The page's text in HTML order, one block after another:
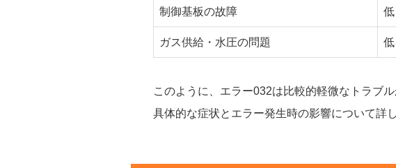
制御基板の故障 低
ガス供給・水圧の問題 低
このように、エラー032は比較的軽微なトラブ
具体的な症状とエラー発生時の影響について詳